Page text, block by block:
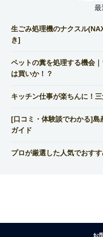
最
生ごみ処理機のナクスル
き]
ペットの糞を処理する機会
は買いか！？
キッチン仕事が楽ちんに！
[口コミ・体験談でわかる]島
ガイド
プロが厳選した人気でおす